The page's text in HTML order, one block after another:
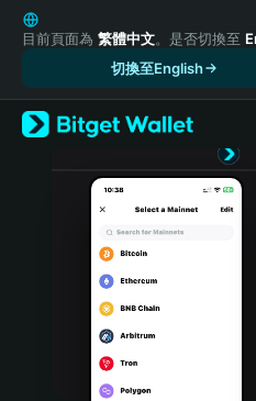
English
日本語
Русский
Español (Latinoamérica)
Türkçe
Português (Portugal)
Bahasa Indonesia
目前頁面為 繁體中文。是否切換至
切換至English